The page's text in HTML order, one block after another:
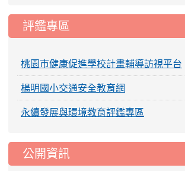
評鑑專區
桃園市健康促進學校計畫輔導訪視平台
楊明國小交通安全教育網
永續發展與環境教育評鑑專區
公開資訊